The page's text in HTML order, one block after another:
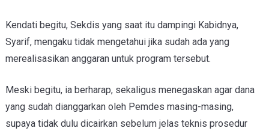
Kendati begitu, Sekdis yang saat itu dampingi Kabidnya,
Syarif, mengaku tidak mengetahui jika sudah ada yang
merealisasikan anggaran untuk program tersebut.
Meski begitu, ia berharap, sekaligus menegaskan agar dana
yang sudah dianggarkan oleh Pemdes masing-masing,
supaya tidak dulu dicairkan sebelum jelas teknis prosedur